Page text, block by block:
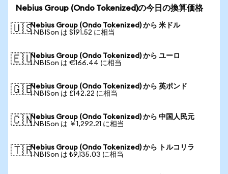
Nebius Group (Ondo Tokenized)の今日の換算価格
🇺🇸Nebius Group (Ondo Tokenized) から 米ドル
1 NBISon は $191.52 に相当
🇪🇺Nebius Group (Ondo Tokenized) から ユーロ
1 NBISon は €166.44 に相当
🇬🇧Nebius Group (Ondo Tokenized) から 英ポンド
1 NBISon は £142.22 に相当
🇨🇳Nebius Group (Ondo Tokenized) から 中国人民元
1 NBISon は ￥1,292.21 に相当
🇹🇷Nebius Group (Ondo Tokenized) から トルコリラ
1 NBISon は ₺9,135.03 に相当